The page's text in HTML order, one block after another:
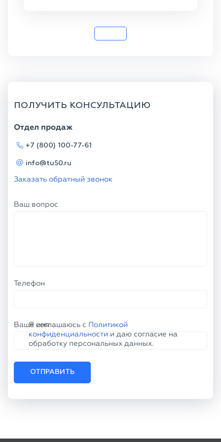
ПОЛУЧИТЬ КОНСУЛЬТАЦИЮ
Отдел продаж
+7 (800) 100-77-61
info@tu50.ru
Заказать обратный звонок
Ваш вопрос
КОНТАКТНАЯ ИНФОРМАЦИЯ